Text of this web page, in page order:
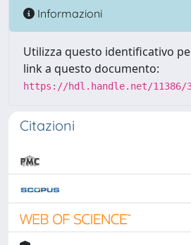
Informazioni
Utilizza questo identificativo
link a questo documento:
https://hdl.handle.net/11386/
Citazioni